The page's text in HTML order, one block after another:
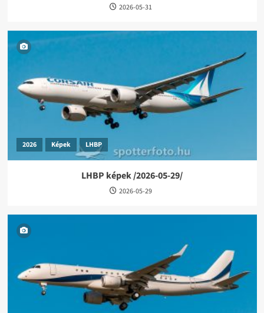
2026-05-31
2026 Képek LHBP
LHBP képek /2026-05-29/
2026-05-29